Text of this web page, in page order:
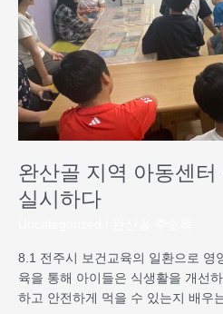
완산골 지역 아동센
실시하다
8.1 전주시 보건교육의 일환으로 영
육을 통해 아이들은 식생활을 개선
하고 안전하게 먹을 수 있는지 배우
센
터
식
품
영
양
을
실
시
다